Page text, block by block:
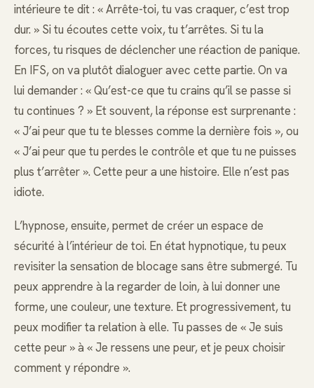
intérieure te dit : « Arrête-toi, tu vas craquer, c’est trop
dur. » Si tu écoutes cette voix, tu t’arrêtes. Si tu la
forces, tu risques de déclencher une réaction de panique.
En IFS, on va plutôt dialoguer avec cette partie. On va
lui demander : « Qu’est-ce que tu crains qu’il se passe si
tu continues ? » Et souvent, la réponse est surprenante :
« J’ai peur que tu te blesses comme la dernière fois », ou
« J’ai peur que tu perdes le contrôle et que tu ne puisses
plus t’arrêter ». Cette peur a une histoire. Elle n’est pas
idiote.
L’hypnose, ensuite, permet de créer un espace de
sécurité à l’intérieur de toi. En état hypnotique, tu peux
revisiter la sensation de blocage sans être submergé. Tu
peux apprendre à la regarder de loin, à lui donner une
forme, une couleur, une texture. Et progressivement, tu
peux modifier ta relation à elle. Tu passes de « Je suis
cette peur » à « Je ressens une peur, et je peux choisir
comment y répondre ».